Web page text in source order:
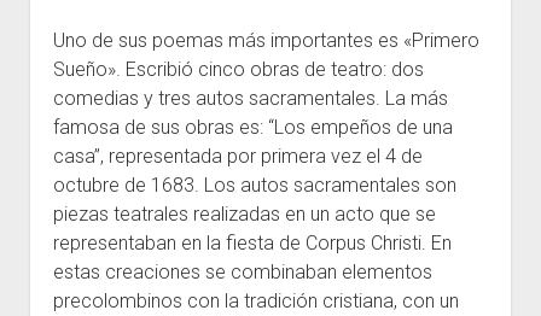
Uno de sus poemas más importantes es «Primero
Sueño». Escribió cinco obras de teatro: dos
comedias y tres autos sacramentales. La más
famosa de sus obras es: “Los empeños de una
casa”, representada por primera vez el 4 de
octubre de 1683. Los autos sacramentales son
piezas teatrales realizadas en un acto que se
representaban en la fiesta de Corpus Christi. En
estas creaciones se combinaban elementos
precolombinos con la tradición cristiana, con un